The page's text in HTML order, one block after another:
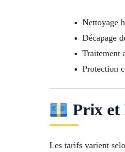
Nettoyage
Décapage
Traitement
Protection
Prix et
Les tarifs varient